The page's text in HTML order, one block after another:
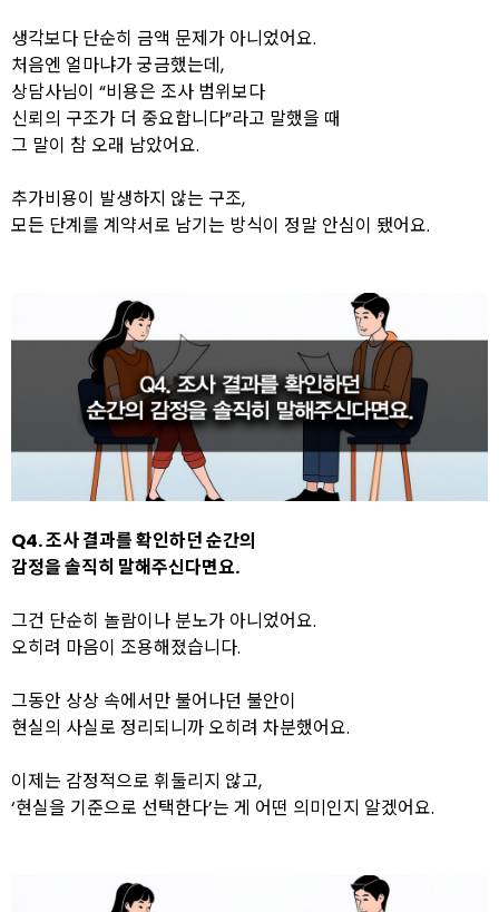
생각보다 단순히 금액 문제가 아니었어요.
처음엔 얼마냐가 궁금했는데,
상담사님이 “비용은 조사 범위보다
신뢰의 구조가 더 중요합니다”라고 말했을 때
그 말이 참 오래 남았어요.
추가비용이 발생하지 않는 구조,
모든 단계를 계약서로 남기는 방식이 정말 안심이 됐어요.
Q4. 조사 결과를 확인하던 순간의
감정을 솔직히 말해주신다면요.
그건 단순히 놀람이나 분노가 아니었어요.
오히려 마음이 조용해졌습니다.
그동안 상상 속에서만 불어나던 불안이
현실의 사실로 정리되니까 오히려 차분했어요.
이제는 감정적으로 휘둘리지 않고,
‘현실을 기준으로 선택한다’는 게 어떤 의미인지 알겠어요.